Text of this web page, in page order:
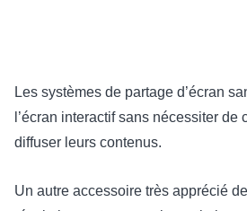
Les systèmes de partage d’écran
l’écran interactif sans nécessiter
diffuser leurs contenus.
Un autre accessoire très apprécié